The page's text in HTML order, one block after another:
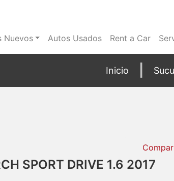
Nuevos Autos Usados Rent a Car
Inicio
SPORT DRIVE 1.6 2017